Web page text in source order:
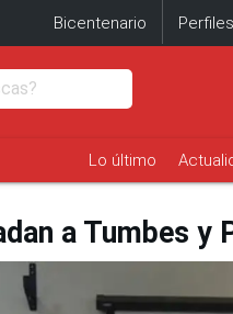
Bicentenario Perfiles
Lo último
a Tumbes y